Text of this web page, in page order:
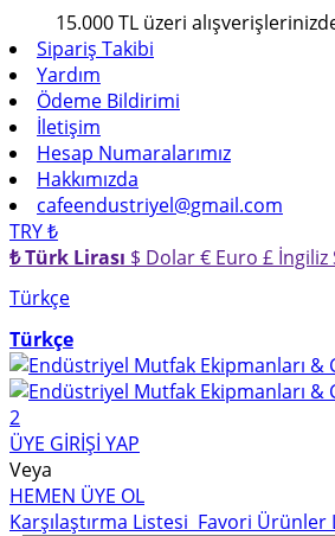
15.000 TL üzeri
Sipariş Takibi
Yardım
Ödeme Bildirimi
İletişim
Hesap Numaralarımız
Hakkımızda
cafeendustriyel@gmail.com
TRY ₺
₺ Türk Lirası $ Dolar€ Euro £ İngiliz
Türkçe
Türkçe
2
ÜYE GİRİŞİ YAP
Veya
HEMEN ÜYE OL
Karşılaştırma Listesi Favori Ürünler